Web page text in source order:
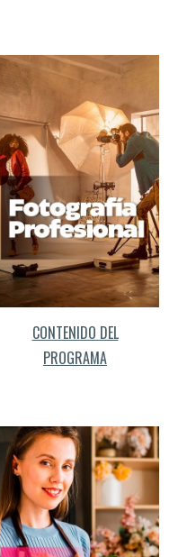
CONTENIDO DEL
PROGRAMA